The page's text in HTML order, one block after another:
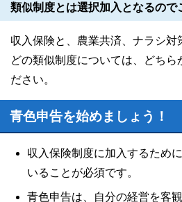
類似制度とは選択加入となるので
収入保険と、農業共済、ナラシ対
どの類似制度については、どちら
ださい。
青色申告を始めましょう！
収入保険制度に加入するため
いることが必須です。
青色申告は、自分の経営を客